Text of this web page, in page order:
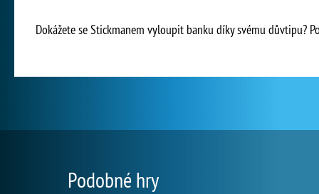
Dokážete se Stickmanem vyloupit banku díky svému důvtipu?
Podobné hry